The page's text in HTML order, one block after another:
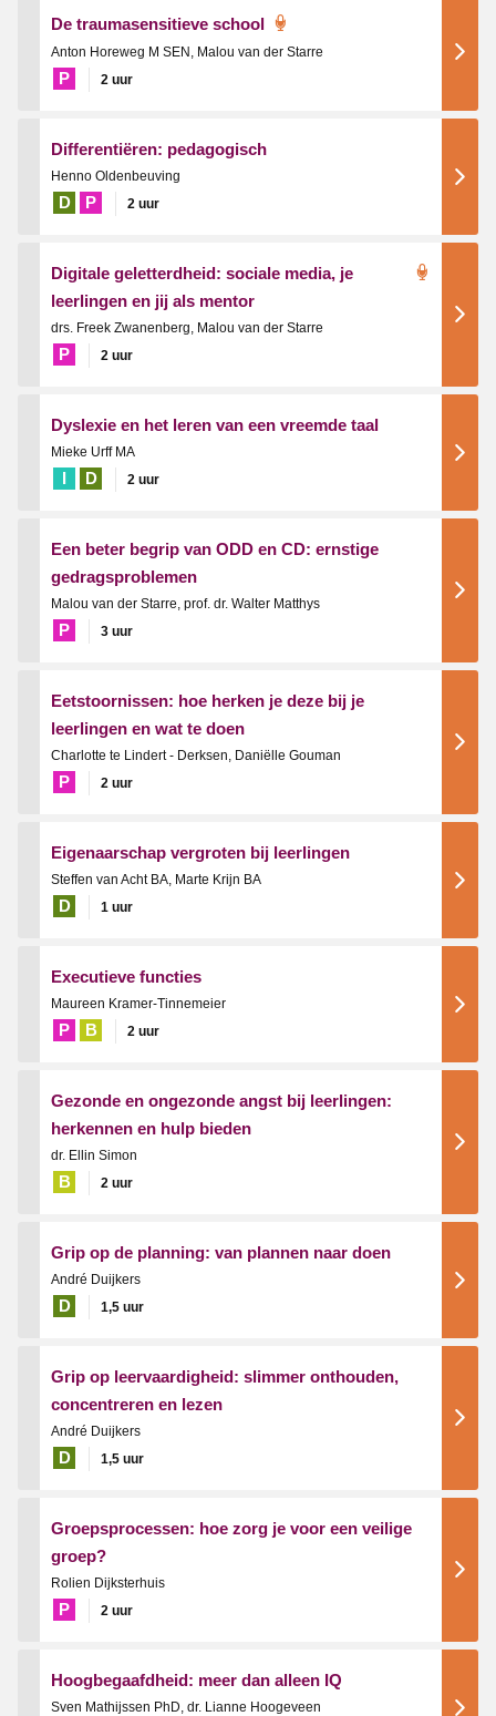
De traumasensitieve school
Anton Horeweg M SEN, Malou van der Starre
P 2 uur
Differentiëren: pedagogisch
Henno Oldenbeuving
D P 2 uur
Digitale geletterdheid: sociale media, je
leerlingen en jij als mentor
drs. Freek Zwanenberg, Malou van der Starre
P 2 uur
Dyslexie en het leren van een vreemde taal
Mieke Urff MA
I D 2 uur
Een beter begrip van ODD en CD: ernstige
gedragsproblemen
Malou van der Starre, prof. dr. Walter Matthys
P 3 uur
Eetstoornissen: hoe herken je deze bij je
leerlingen en wat te doen
Charlotte te Lindert - Derksen, Daniëlle Gouman
P 2 uur
Eigenaarschap vergroten bij leerlingen
Steffen van Acht BA, Marte Krijn BA
D 1 uur
Executieve functies
Maureen Kramer-Tinnemeier
P B 2 uur
Gezonde en ongezonde angst bij leerlingen:
herkennen en hulp bieden
dr. Ellin Simon
B 2 uur
Grip op de planning: van plannen naar doen
André Duijkers
D 1,5 uur
Grip op leervaardigheid: slimmer onthouden,
concentreren en lezen
André Duijkers
D 1,5 uur
Groepsprocessen: hoe zorg je voor een veilige
groep?
Rolien Dijksterhuis
P 2 uur
Hoogbegaafdheid: meer dan alleen IQ
Sven Mathijssen PhD, dr. Lianne Hoogeveen